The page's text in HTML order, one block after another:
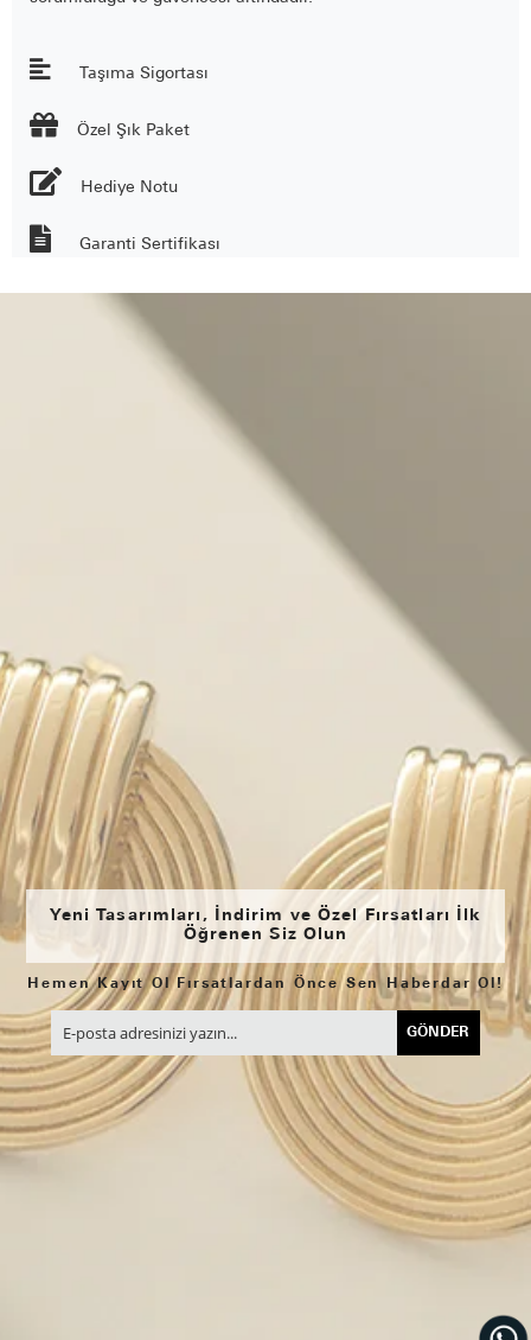
Taşıma Sigortası
 Özel Şık Paket
Hediye Notu
Garanti Sertifikası
Yeni Tasarımları, İndirim ve Özel Fırsatları İlk
Öğrenen Siz Olun
Hemen Kayıt Ol Fırsatlardan Önce Sen Haberdar Ol!
GÖNDER